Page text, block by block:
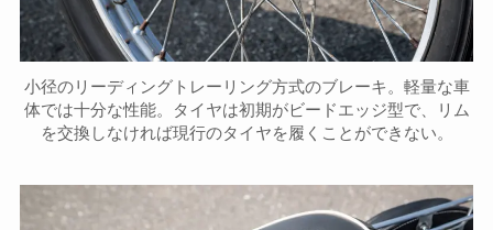
小径のリーディングトレーリング方式のブレーキ。軽量な車
体では十分な性能。タイヤは初期がビードエッジ型で、リム
を交換しなければ現行のタイヤを履くことができない。